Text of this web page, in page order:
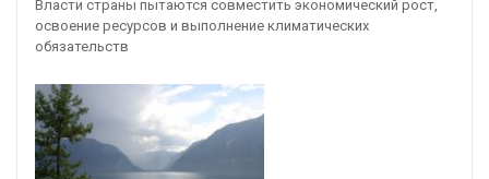
Власти страны пытаются совместить экономический рост,
освоение ресурсов и выполнение климатических
обязательств